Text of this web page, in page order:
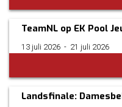
TeamNL op EK Pool
13 juli 2026 ­ - ­ 21 juli 2026
Landsfinale: